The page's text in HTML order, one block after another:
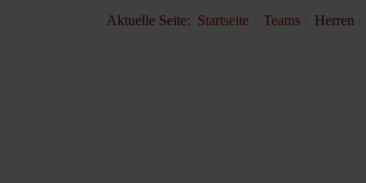
Aktuelle Seite: Startseite Teams Herren